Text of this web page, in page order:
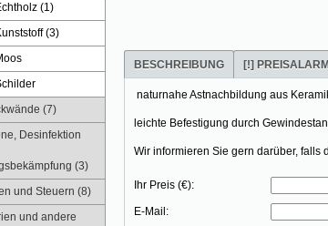
(1)
(3)
(7)
Desinfektion
(3)
und Steuern (8)
und andere
BESCHREIBUNG [!] PREISALARM
naturnahe Astnachbildung aus
leichte Befestigung durch
Wir informieren Sie gern darüber, falls
Ihr Preis (€):
E-Mail: